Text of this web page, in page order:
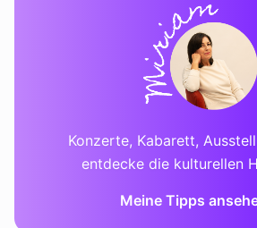
Konzerte, Kabarett,
entdecke die kulturellen
Meine Tipps